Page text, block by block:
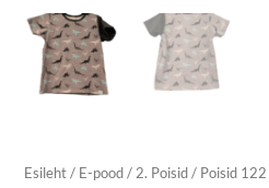
Esileht/ E-pood/ 2. Poisid/ Poisid 122